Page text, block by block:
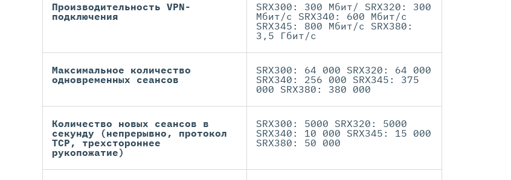
Производительность VPN-
подключения
SRX300: 300 Мбит/ SRX320: 300
Мбит/с SRX340: 600 Мбит/с
SRX345: 800 Мбит/с SRX380:
3,5 Гбит/с
Максимальное количество
одновременных сеансов
SRX300: 64 000 SRX320: 64 000
SRX340: 256 000 SRX345: 375
000 SRX380: 380 000
Количество новых сеансов в
секунду (непрерывно, протокол
TCP, трехстороннее
рукопожатие)
SRX300: 5000 SRX320: 5000
SRX340: 10 000 SRX345: 15 000
SRX380: 50 000